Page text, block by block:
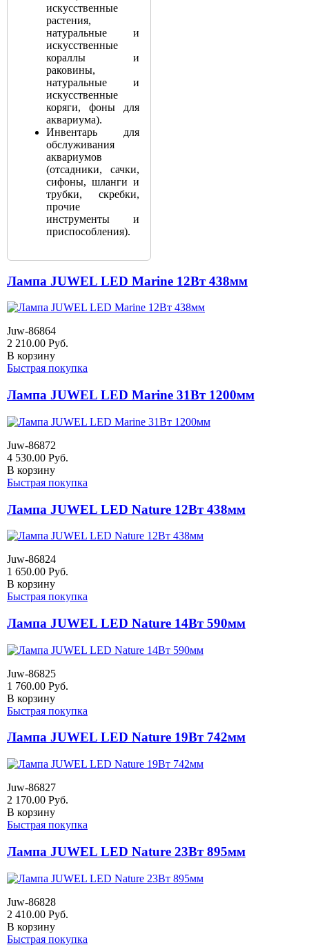
искусственные
растения,
натуральные и
искусственные
кораллы и
раковины,
натуральные и
искусственные
коряги, фоны для
аквариума).
Инвентарь для
обслуживания
аквариумов
(отсадники, сачки,
сифоны, шланги и
трубки, скребки,
прочие
инструменты и
приспособления).
Лампа JUWEL LED Marine 12Вт 438мм
Juw-86864
2 210.00 Руб.
В корзину
Быстрая покупка
Лампа JUWEL LED Marine 31Вт 1200мм
Juw-86872
4 530.00 Руб.
В корзину
Быстрая покупка
Лампа JUWEL LED Nature 12Вт 438мм
Juw-86824
1 650.00 Руб.
В корзину
Быстрая покупка
Лампа JUWEL LED Nature 14Вт 590мм
Juw-86825
1 760.00 Руб.
В корзину
Быстрая покупка
Лампа JUWEL LED Nature 19Вт 742мм
Juw-86827
2 170.00 Руб.
В корзину
Быстрая покупка
Лампа JUWEL LED Nature 23Вт 895мм
Juw-86828
2 410.00 Руб.
В корзину
Быстрая покупка